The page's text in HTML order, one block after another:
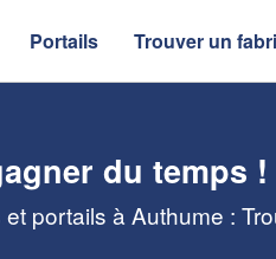
Portails Trouver un
du temps !
portails à Authume :